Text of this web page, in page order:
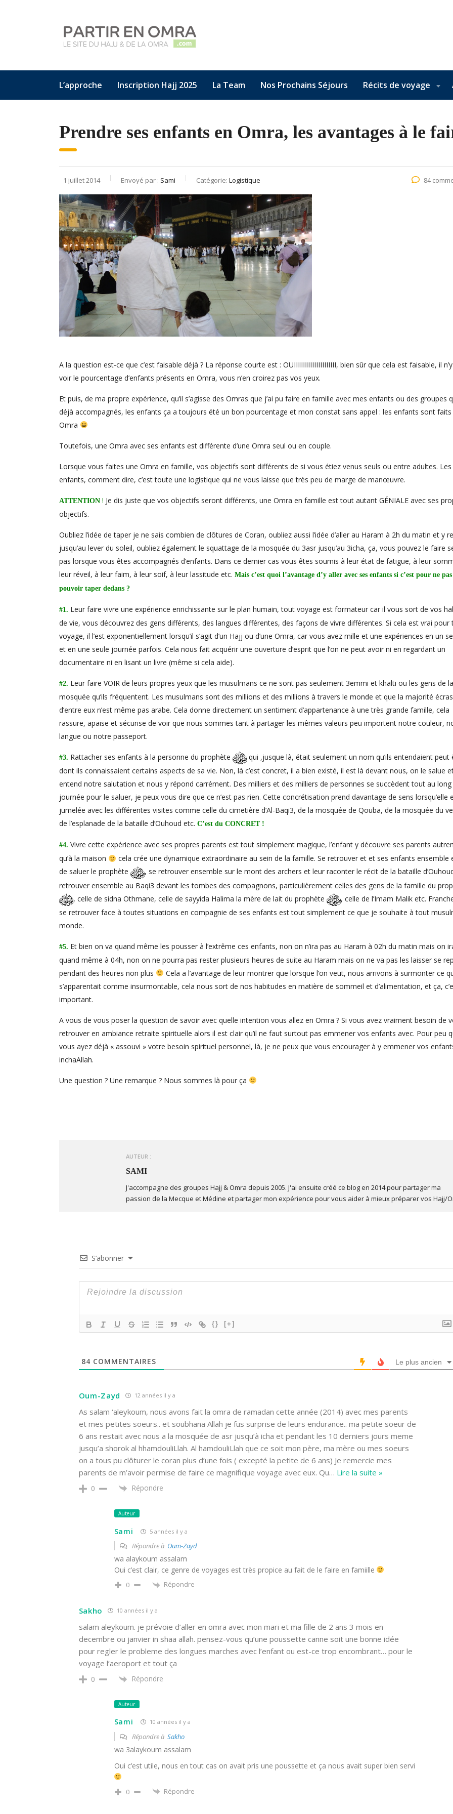
L’approche Inscription Hajj 2025 La Team Nos Prochains Séjours Récits de voyage
Prendre ses enfants en Omra, les avantages à le
1 juillet 2014 Envoyé par : Sami Catégorie: Logistique 84
A la question est-ce que c’est faisable déjà ? La réponse courte est : OUIIIIIIIIIIIIIIIIIIIII, bien sûr que cela est faisable, il n’y
voir le pourcentage d’enfants présents en Omra, vous n’en croirez pas vos yeux.
Et puis, de ma propre expérience, qu’il s’agisse des Omras que j’ai pu faire en famille avec mes enfants ou des groupes
déjà accompagnés, les enfants ça a toujours été un bon pourcentage et mon constat sans appel : les enfants sont faits
Omra
Toutefois, une Omra avec ses enfants est différente d’une Omra seul ou en couple.
Lorsque vous faites une Omra en famille, vos objectifs sont différents de si vous étiez venus seuls ou entre adultes. Les
enfants, comment dire, c’est toute une logistique qui ne vous laisse que très peu de marge de manœuvre.
ATTENTION ! Je dis juste que vos objectifs seront différents, une Omra en famille est tout autant GÉNIALE avec ses
objectifs.
Oubliez l’idée de taper je ne sais combien de clôtures de Coran, oubliez aussi l’idée d’aller au Haram à 2h du matin et y
jusqu’au lever du soleil, oubliez également le squattage de la mosquée du 3asr jusqu’au 3icha, ça, vous pouvez le faire
pas lorsque vous êtes accompagnés d’enfants. Dans ce dernier cas vous êtes soumis à leur état de fatigue, à leur
leur réveil, à leur faim, à leur soif, à leur lassitude etc. Mais c’est quoi l’avantage d’y aller avec ses enfants si c’est pour ne pas
pouvoir taper dedans ?
#1. Leur faire vivre une expérience enrichissante sur le plan humain, tout voyage est formateur car il vous sort de vos
de vie, vous découvrez des gens différents, des langues différentes, des façons de vivre différentes. Si cela est vrai pour
voyage, il l’est exponentiellement lorsqu’il s’agit d’un Hajj ou d’une Omra, car vous avez mille et une expériences en un
et en une seule journée parfois. Cela nous fait acquérir une ouverture d’esprit que l’on ne peut avoir ni en regardant un
documentaire ni en lisant un livre (même si cela aide).
#2. Leur faire VOIR de leurs propres yeux que les musulmans ce ne sont pas seulement 3emmi et khalti ou les gens de la
mosquée qu’ils fréquentent. Les musulmans sont des millions et des millions à travers le monde et que la majorité
d’entre eux n’est même pas arabe. Cela donne directement un sentiment d’appartenance à une très grande famille, cela
rassure, apaise et sécurise de voir que nous sommes tant à partager les mêmes valeurs peu importent notre couleur,
langue ou notre passeport.
#3. Rattacher ses enfants à la personne du prophète
qui ,jusque là, était seulement un nom qu’ils entendaient peut
dont ils connaissaient certains aspects de sa vie. Non, là c’est concret, il a bien existé, il est là devant nous, on le salue
entend notre salutation et nous y répond carrément. Des milliers et des milliers de personnes se succèdent tout au long
journée pour le saluer, je peux vous dire que ce n’est pas rien. Cette concrétisation prend davantage de sens lorsqu’elle
jumelée avec les différentes visites comme celle du cimetière d’Al-Baqi3, de la mosquée de Qouba, de la mosquée du
de l’esplanade de la bataille d’Ouhoud etc. C’est du CONCRET !
#4. Vivre cette expérience avec ses propres parents est tout simplement magique, l’enfant y découvre ses parents
qu’à la maison
cela crée une dynamique extraordinaire au sein de la famille. Se retrouver et et ses enfants ensemble
de saluer le prophète
, se retrouver ensemble sur le mont des archers et leur raconter le récit de la bataille
retrouver ensemble au Baqi3 devant les tombes des compagnons, particulièrement celles des gens de la famille du
, celle de sidna Othmane, celle de sayyida Halima la mère de lait du prophète
, celle de l’Imam Malik etc.
se retrouver face à toutes situations en compagnie de ses enfants est tout simplement ce que je souhaite à tout
monde.
#5. Et bien on va quand même les pousser à l’extrême ces enfants, non on n’ira pas au Haram à 02h du matin mais on
quand même à 04h, non on ne pourra pas rester plusieurs heures de suite au Haram mais on ne va pas les laisser se
pendant des heures non plus
Cela a l’avantage de leur montrer que lorsque l’on veut, nous arrivons à surmonter ce
s’apparentait comme insurmontable, cela nous sort de nos habitudes en matière de sommeil et d’alimentation, et ça,
important.
A vous de vous poser la question de savoir avec quelle intention vous allez en Omra ? Si vous avez vraiment besoin de
retrouver en ambiance retraite spirituelle alors il est clair qu’il ne faut surtout pas emmener vos enfants avec. Pour peu
vous ayez déjà « assouvi » votre besoin spirituel personnel, là, je ne peux que vous encourager à y emmener vos
inchaAllah.
Une question ? Une remarque ? Nous sommes là pour ça
AUTEUR :
SAMI
J'accompagne des groupes Hajj & Omra depuis 2005. J'ai ensuite créé ce blog en 2014 pour partager ma
passion de la Mecque et Médine et partager mon expérience pour vous aider à mieux préparer vos Hajj/
S’abonner
{} [+]
84 COMMENTAIRES Le plus ancien
Oum-Zayd 12 années il y a
As salam ‘aleykoum, nous avons fait la omra de ramadan cette année (2014) avec mes parents
et mes petites soeurs.. et soubhana Allah je fus surprise de leurs endurance.. ma petite soeur de
6 ans restait avec nous a la mosquée de asr jusqu’à icha et pendant les 10 derniers jours meme
jusqu’a shorok al hhamdouliLlah. Al hamdouliLlah que ce soit mon père, ma mère ou mes soeurs
on a tous pu clôturer le coran plus d’une fois ( excepté la petite de 6 ans) Je remercie mes
parents de m’avoir permise de faire ce magnifique voyage avec eux. Qu… Lire la suite »
0 Répondre
Auteur
Sami 5 années il y a
Répondre à Oum-Zayd
wa alaykoum assalam
Oui c’est clair, ce genre de voyages est très propice au fait de le faire en famiille
0 Répondre
Sakho 10 années il y a
salam aleykoum. je prévoie d’aller en omra avec mon mari et ma fille de 2 ans 3 mois en
decembre ou janvier in shaa allah. pensez-vous qu’une poussette canne soit une bonne idée
pour regler le probleme des longues marches avec l’enfant ou est-ce trop encombrant… pour le
voyage l’aeroport et tout ça
0 Répondre
Auteur
Sami 10 années il y a
Répondre à Sakho
wa 3alaykoum assalam
Oui c’est utile, nous en tout cas on avait pris une poussette et ça nous avait super bien servi
0 Répondre